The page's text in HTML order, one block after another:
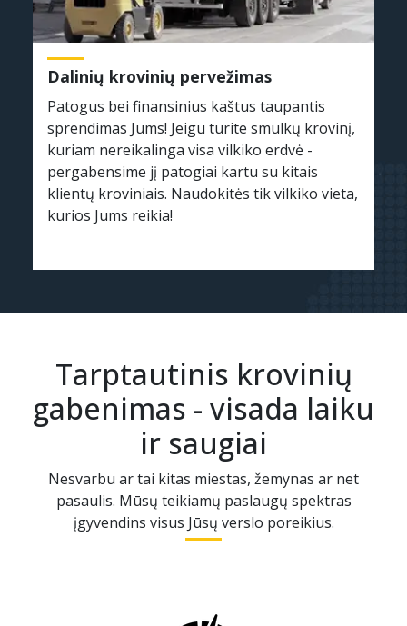
Dalinių krovinių pervežimas
Patogus bei finansinius kaštus taupantis
sprendimas Jums! Jeigu turite smulkų krovinį,
kuriam nereikalinga visa vilkiko erdvė -
pergabensime jį patogiai kartu su kitais
klientų kroviniais. Naudokitės tik vilkiko vieta,
kurios Jums reikia!
Tarptautinis krovinių
gabenimas - visada laiku
ir saugiai
Nesvarbu ar tai kitas miestas, žemynas ar net
pasaulis. Mūsų teikiamų paslaugų spektras
įgyvendins visus Jūsų verslo poreikius.